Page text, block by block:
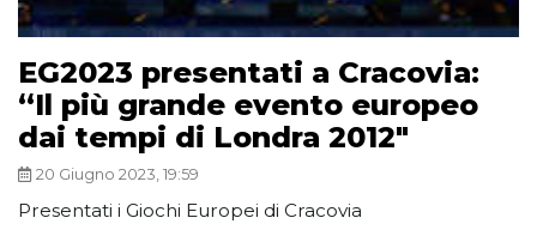
EG2023 presentati a Cracovia:
“Il più grande evento europeo
dai tempi di Londra 2012″
20 Giugno 2023, 19:59
Presentati i Giochi Europei di Cracovia